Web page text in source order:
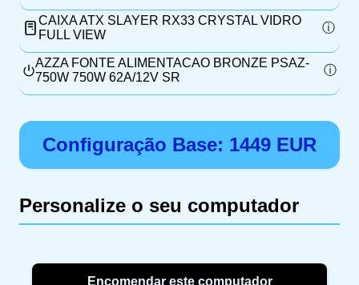
CAIXA ATX SLAYER RX33 CRYSTAL VIDRO
FULL VIEW
AZZA FONTE ALIMENTACAO BRONZE PSAZ-
750W 750W 62A/12V SR
Configuração Base: 1449 EUR
Personalize o seu computador